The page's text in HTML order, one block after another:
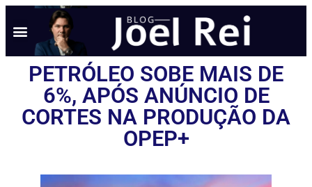
PETRÓLEO SOBE MAIS DE
6%, APÓS ANÚNCIO DE
CORTES NA PRODUÇÃO DA
OPEP+